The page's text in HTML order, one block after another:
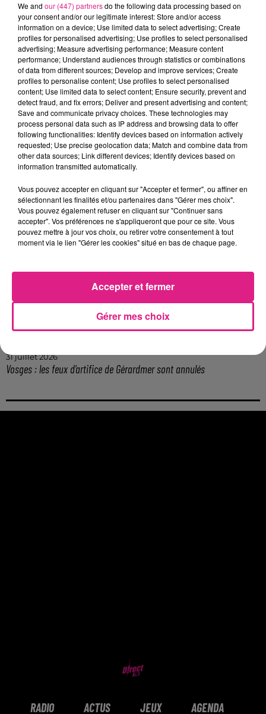
Cet élément est masqué compte-tenu du refus
du dépôt de cookies que vous avez exprimé. Si
vous souhaitez l'afficher, merci de nous donner
votre accord en cliquant sur le bouton ci-
dessous.
Afficher l'élément
FIL ACTUS
7 août 2026
6 août 2026
Metz : une distribution de lunette gratuite pour voir l’éclipse
5 août 2026
Casting de Woof : l'Euro-Métropole de Metz part à la recherche de...
4 août 2026
4 août 2026
Officiel : le lac de Madine reporte son feu d’artifice
4 août 2026
Eclipse Solaire du 12 août : où voir ce phénomène en Lorraine ?
31 juillet 2026
31 juillet 2026
Vosges : les feux d’artifice de Gérardmer sont annulés
RADIO ACTUS JEUX AGENDA
We and our (447) partnersdo the following data processing based on
your consent and/or our legitimate interest: Store and/or access
information on a device; Use limited data to select advertising; Create
profiles for personalised advertising; Use profiles to select personalised
advertising; Measure advertising performance; Measure content
performance; Understand audiences through statistics or combinations
of data from different sources; Develop and improve services; Create
profiles to personalise content; Use profiles to select personalised
content; Use limited data to select content; Ensure security, prevent and
detect fraud, and fix errors; Deliver and present advertising and content;
Save and communicate privacy choices. These technologies may
process personal data such as IP address and browsing data to offer
following functionalities: Identify devices based on information actively
requested; Use precise geolocation data; Match and combine data from
other data sources; Link different devices; Identify devices based on
information transmitted automatically.
Vous pouvez accepter en cliquant sur "Accepter et fermer", ou affiner en
sélectionnant les finalités et/ou partenaires dans "Gérer mes choix".
Vous pouvez également refuser en cliquant sur "Continuer sans
accepter". Vos préférences ne s'appliqueront que pour ce site. Vous
pouvez mettre à jour vos choix, ou retirer votre consentement à tout
moment via le lien "Gérer les cookies" situé en bas de chaque page.
Gérer mes choix
Accepter et fermer